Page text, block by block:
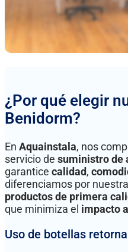
¿Por qué elegir
Benidorm?
En Aquainstala, nos
servicio de suministro de
garantice calidad,
diferenciamos por nuestra
productos de primera
que minimiza el impacto
Uso de botellas